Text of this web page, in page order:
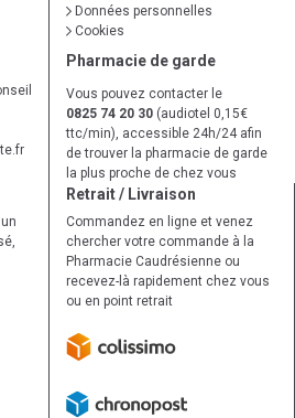
Données personnelles
Cookies
Pharmacie de garde
Vous pouvez contacter le
0825 74 20 30 (audiotel 0,15€
ttc/min), accessible 24h/24 afin
de trouver la pharmacie de garde
la plus proche de chez vous
Retrait / Livraison
Commandez en ligne et venez
chercher votre commande à la
Pharmacie Caudrésienne ou
recevez-là rapidement chez vous
ou en point retrait